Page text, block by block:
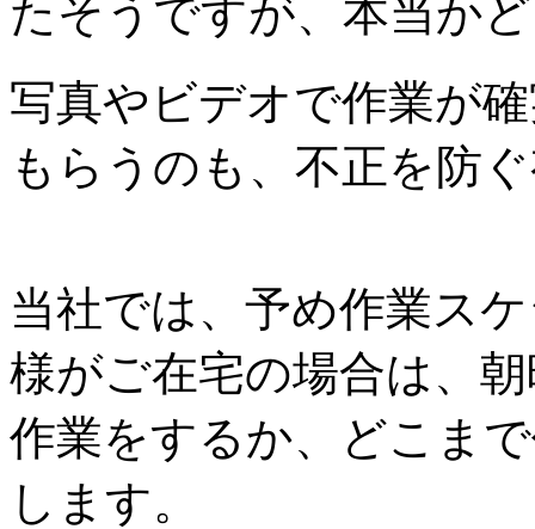
たそうですが、本当か
写真やビデオで作業が
もらうのも、不正を防
当社では、予め作業ス
様がご在宅の場合は、
作業をするか、どこま
します。